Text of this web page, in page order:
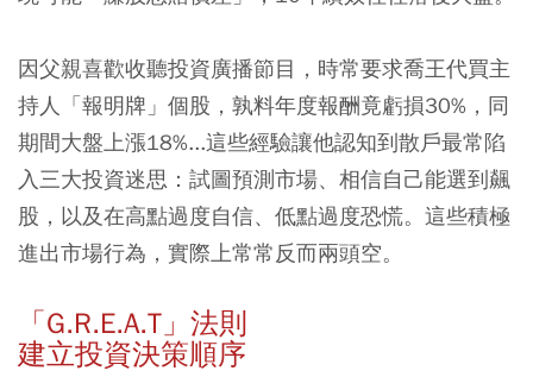
因父親喜歡收聽投資廣播節目，時常要求喬王代買主
持人「報明牌」個股，孰料年度報酬竟虧損30%，同
期間大盤上漲18%...這些經驗讓他認知到散戶最常陷
入三大投資迷思：試圖預測市場、相信自己能選到飆
股，以及在高點過度自信、低點過度恐慌。這些積極
進出市場行為，實際上常常反而兩頭空。
「G.R.E.A.T」法則
建立投資決策順序